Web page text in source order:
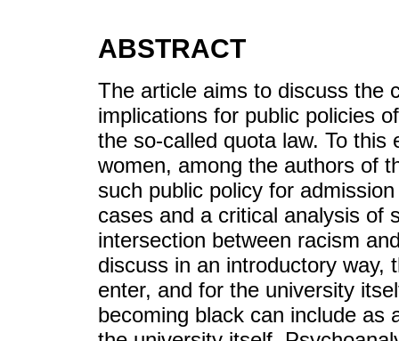
ABSTRACT
The article aims to discuss the
implications for public policies
the so-called quota law. To
women, among the authors of
such public policy for
cases and a critical analysis of
intersection between racism
discuss in an introductory way,
enter, and for the university
becoming black can include as